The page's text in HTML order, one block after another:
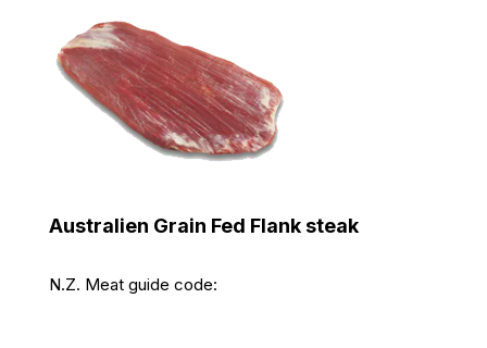
Australien Grain Fed Flank steak
N.Z. Meat guide code: